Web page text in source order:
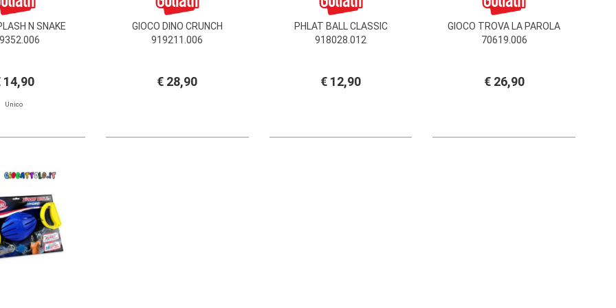
N SNAKE
14,90
Unico
GIOCO DINO CRUNCH
919211.006
€ 28,90
PHLAT BALL CLASSIC
918028.012
€ 12,90
GIOCO TROVA LA PAROLA
70619.006
€ 26,90